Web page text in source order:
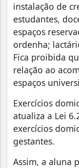
instalação de
estudantes,
espaços
ordenha;
Fica proibida
relação ao
espaços
Exercícios
atualiza a Lei
exercícios
gestantes.
Assim, a aluna